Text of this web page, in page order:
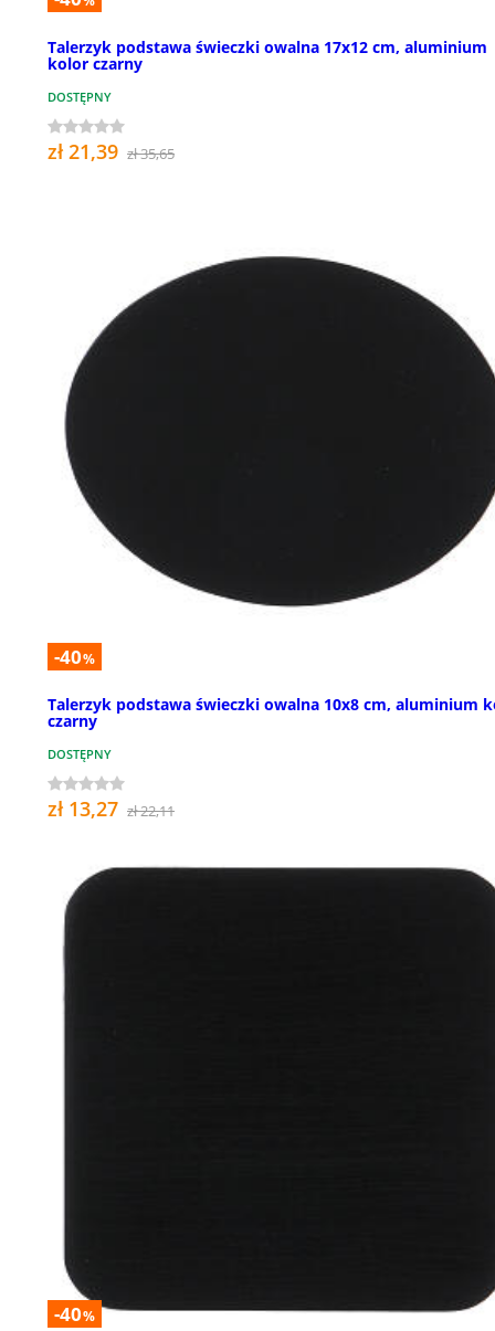
Talerzyk podstawa świeczki owalna 17x12 cm, aluminium
kolor czarny
DOSTĘPNY
zł 21,39 zł 35,65
-40%
Talerzyk podstawa świeczki owalna 10x8 cm, aluminium
czarny
DOSTĘPNY
zł 13,27 zł 22,11
-40%